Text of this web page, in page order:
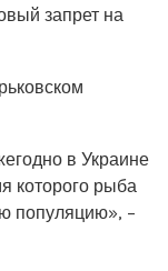
запрет на
в Украине
которого рыба
популяцию», –